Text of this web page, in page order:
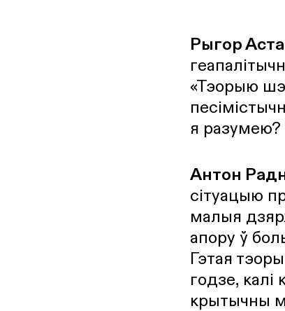
Рыгор
«Тэорыю
я разумею?
Антон
сітуацыю
малыя
апору ў
Гэтая
годзе, калі
крытычны